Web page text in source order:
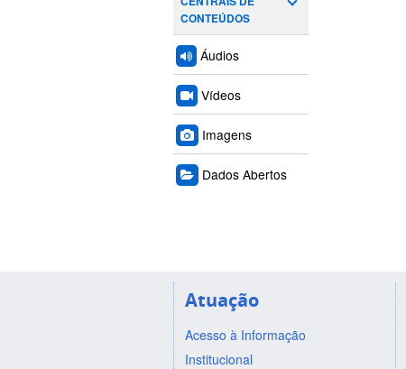
CONTEÚDOS
Áudios
Vídeos
Imagens
Dados Abertos
Atuação
Acesso à Informação
Institucional